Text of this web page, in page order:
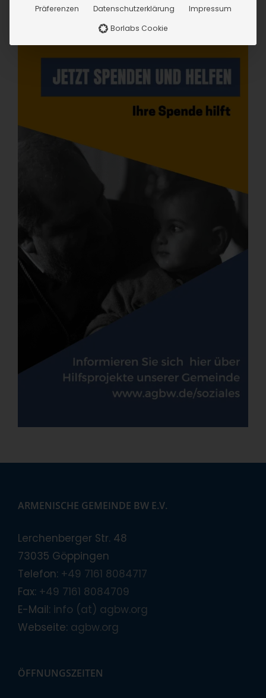
ARMENISCHE GEMEINDE BW E.V.
Lerchenberger Str. 48
73035 Göppingen
Telefon: +49 7161 8084717
Fax: +49 7161 8084709
E-Mail: info (at) agbw.org
Webseite: agbw.org
ÖFFNUNGSZEITEN
Präferenzen Datenschutzerklärung
Impressum
Borlabs Cookie